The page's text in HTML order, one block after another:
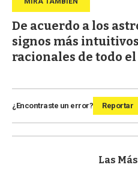
De acuerdo a los
signos más
racionales de todo
¿Encontraste un error? Reportar
Las